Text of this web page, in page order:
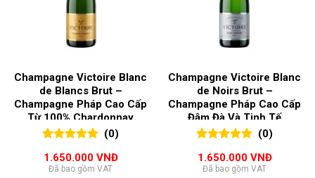
Champagne Victoire Blanc
de Blancs Brut –
Champagne Pháp Cao Cấp
Từ 100% Chardonnay
đánh giá
(0)
1.650.000 VNĐ
Đã bao gồm VAT
Champagne Victoire Blanc
de Noirs Brut –
Champagne Pháp Cao Cấp
Đậm Đà Và Tinh Tế
đánh giá
(0)
1.650.000 VNĐ
Đã bao gồm VAT